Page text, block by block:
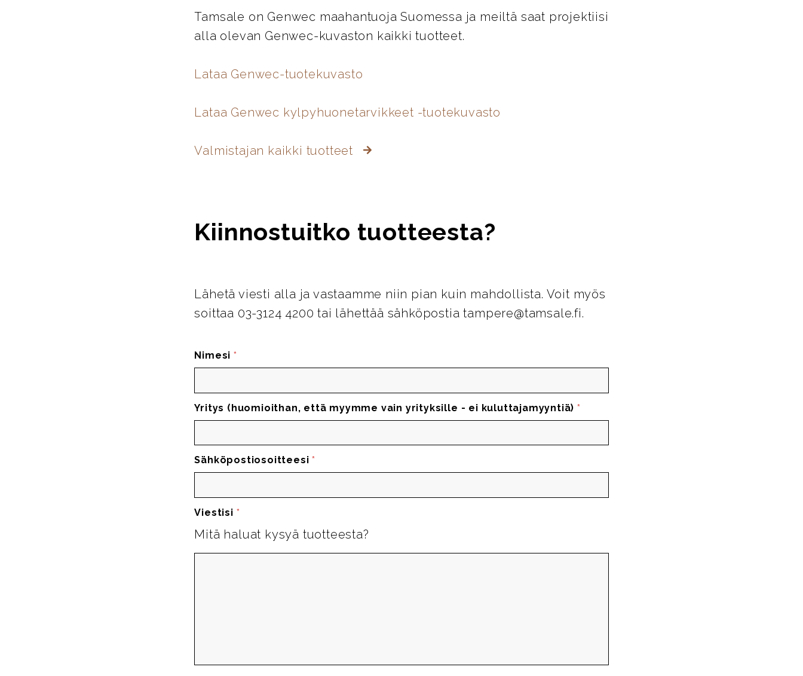
Tamsale on Genwec maahantuoja Suomessa ja meiltä saat projektiisi
alla olevan Genwec-kuvaston kaikki tuotteet.
Lataa Genwec-tuotekuvasto
Lataa Genwec kylpyhuonetarvikkeet -tuotekuvasto
Valmistajan kaikki tuotteet
Kiinnostuitko tuotteesta?
Lähetä viesti alla ja vastaamme niin pian kuin mahdollista. Voit myös
soittaa 03-3124 4200 tai lähettää sähköpostia tampere@tamsale.fi.
Nimesi *
Yritys (huomioithan, että myymme vain yrityksille - ei kuluttajamyyntiä) *
Sähköpostiosoitteesi *
Viestisi *
Mitä haluat kysyä tuotteesta?